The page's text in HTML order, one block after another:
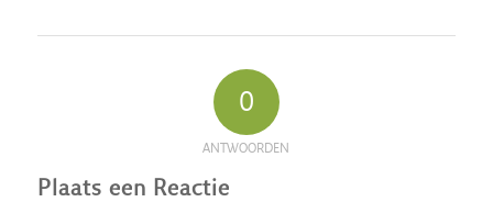
0
ANTWOORDEN
Plaats een Reactie